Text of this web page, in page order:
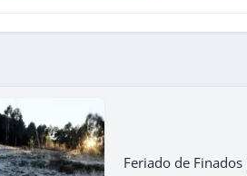
Feriado de